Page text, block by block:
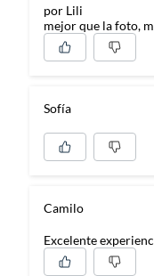
por Lili
mejor que la foto,
Sofía
Camilo
Excelente